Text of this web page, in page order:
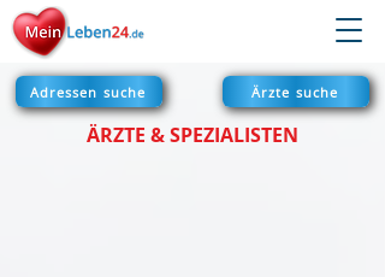
Adressen suche Ärzte suche
ÄRZTE & SPEZIALISTEN